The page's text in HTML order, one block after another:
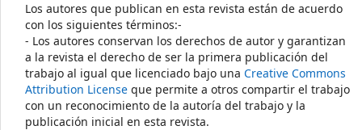
Los autores que publican en esta revista están de acuerdo
con los siguientes términos:-
- Los autores conservan los derechos de autor y garantizan
a la revista el derecho de ser la primera publicación del
trabajo al igual que licenciado bajo una Creative Commons
Attribution License que permite a otros compartir el trabajo
con un reconocimiento de la autoría del trabajo y la
publicación inicial en esta revista.